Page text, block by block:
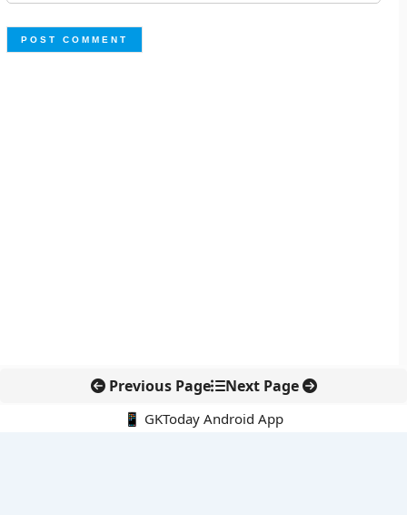
Previous Page Next Page
📱 GKToday Android App